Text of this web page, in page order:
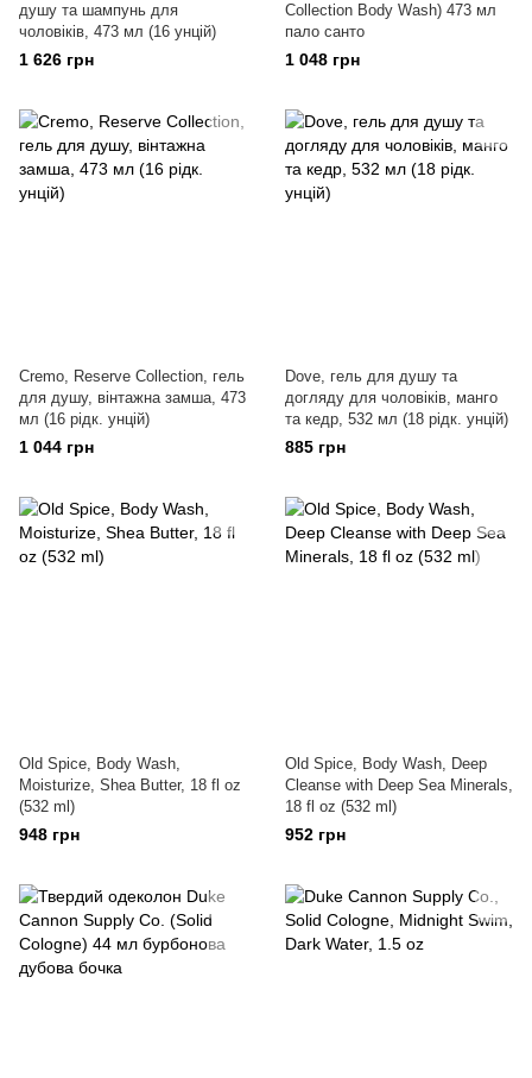
душу та шампунь для
чоловіків, 473 мл (16 унцій)
1 626 грн
Collection Body Wash) 473 мл
пало санто
1 048 грн
Cremo, Reserve Collection, гель
для душу, вінтажна замша, 473
мл (16 рідк. унцій)
1 044 грн
Dove, гель для душу та
догляду для чоловіків, манго
та кедр, 532 мл (18 рідк. унцій)
885 грн
Old Spice, Body Wash,
Moisturize, Shea Butter, 18 fl oz
(532 ml)
948 грн
Old Spice, Body Wash, Deep
Cleanse with Deep Sea Minerals,
18 fl oz (532 ml)
952 грн